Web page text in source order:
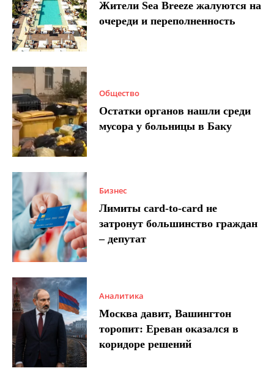
Жители Sea Breeze жалуются на
очереди и переполненность
Общество
Остатки органов нашли среди
мусора у больницы в Баку
Бизнес
Лимиты card-to-card не
затронут большинство граждан
– депутат
Аналитика
Москва давит, Вашингтон
торопит: Ереван оказался в
коридоре решений